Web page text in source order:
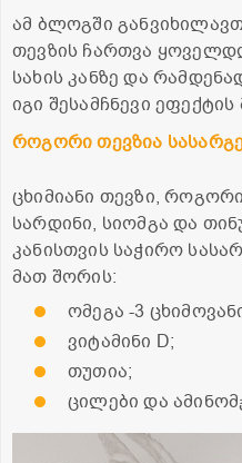
ამ ბლოგში
თევზის ჩართვა
სახის კანზე და
იგი შესამჩნევი
როგორი თევზია
ცხიმიანი თევზი,
სარდინი, სიომგა და
კანისთვის საჭირო
მათ შორის:
ომეგა -3
ვიტამინი D;
თუთია;
ცილები და